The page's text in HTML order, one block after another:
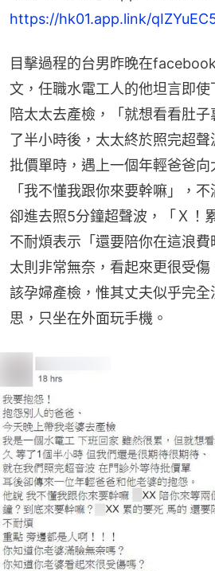
https://hk01.app.link/
目擊過程的台男昨晚在
文，任職水電工人的他坦言即
陪太太去產檢，「就想看看肚
了半小時後，太太終於照完超
批價單時，遇上一個年輕爸爸向
「我不懂我跟你來要幹嘛」，
卻進去照5分鐘超聲波，「Ｘ！
不耐煩表示「還要陪你在這浪
太則非常無奈，看起來更很受傷
該孕婦產檢，惟其丈夫似乎完
思，只坐在外面玩手機。